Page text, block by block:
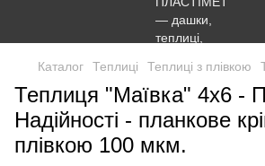
Каталог Теплиці Теплиці з плівкою
Теплиця "Маївка" 4х6 -
Надійності - планкове
плівкою 100 мкм.